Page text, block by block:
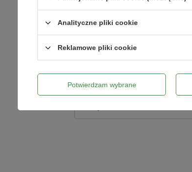
Dodaj własne zdjęcie produktu:
Twoje imię
Analityczne pliki cookie
Reklamowe pliki cookie
Potwierdzam wybrane